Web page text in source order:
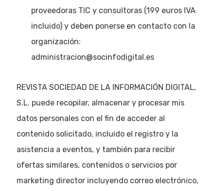
proveedoras TIC y consultoras (199 euros IVA
incluido) y deben ponerse en contacto con la
organización:
administracion@socinfodigital.es
REVISTA SOCIEDAD DE LA INFORMACIÓN DIGITAL,
S.L. puede recopilar, almacenar y procesar mis
datos personales con el fin de acceder al
contenido solicitado, incluido el registro y la
asistencia a eventos, y también para recibir
ofertas similares, contenidos o servicios por
marketing director incluyendo correo electrónico,